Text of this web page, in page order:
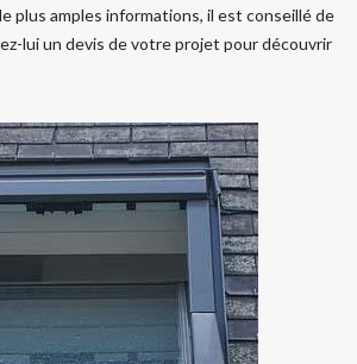
plus amples informations, il est conseillé de
lui un devis de votre projet pour découvrir